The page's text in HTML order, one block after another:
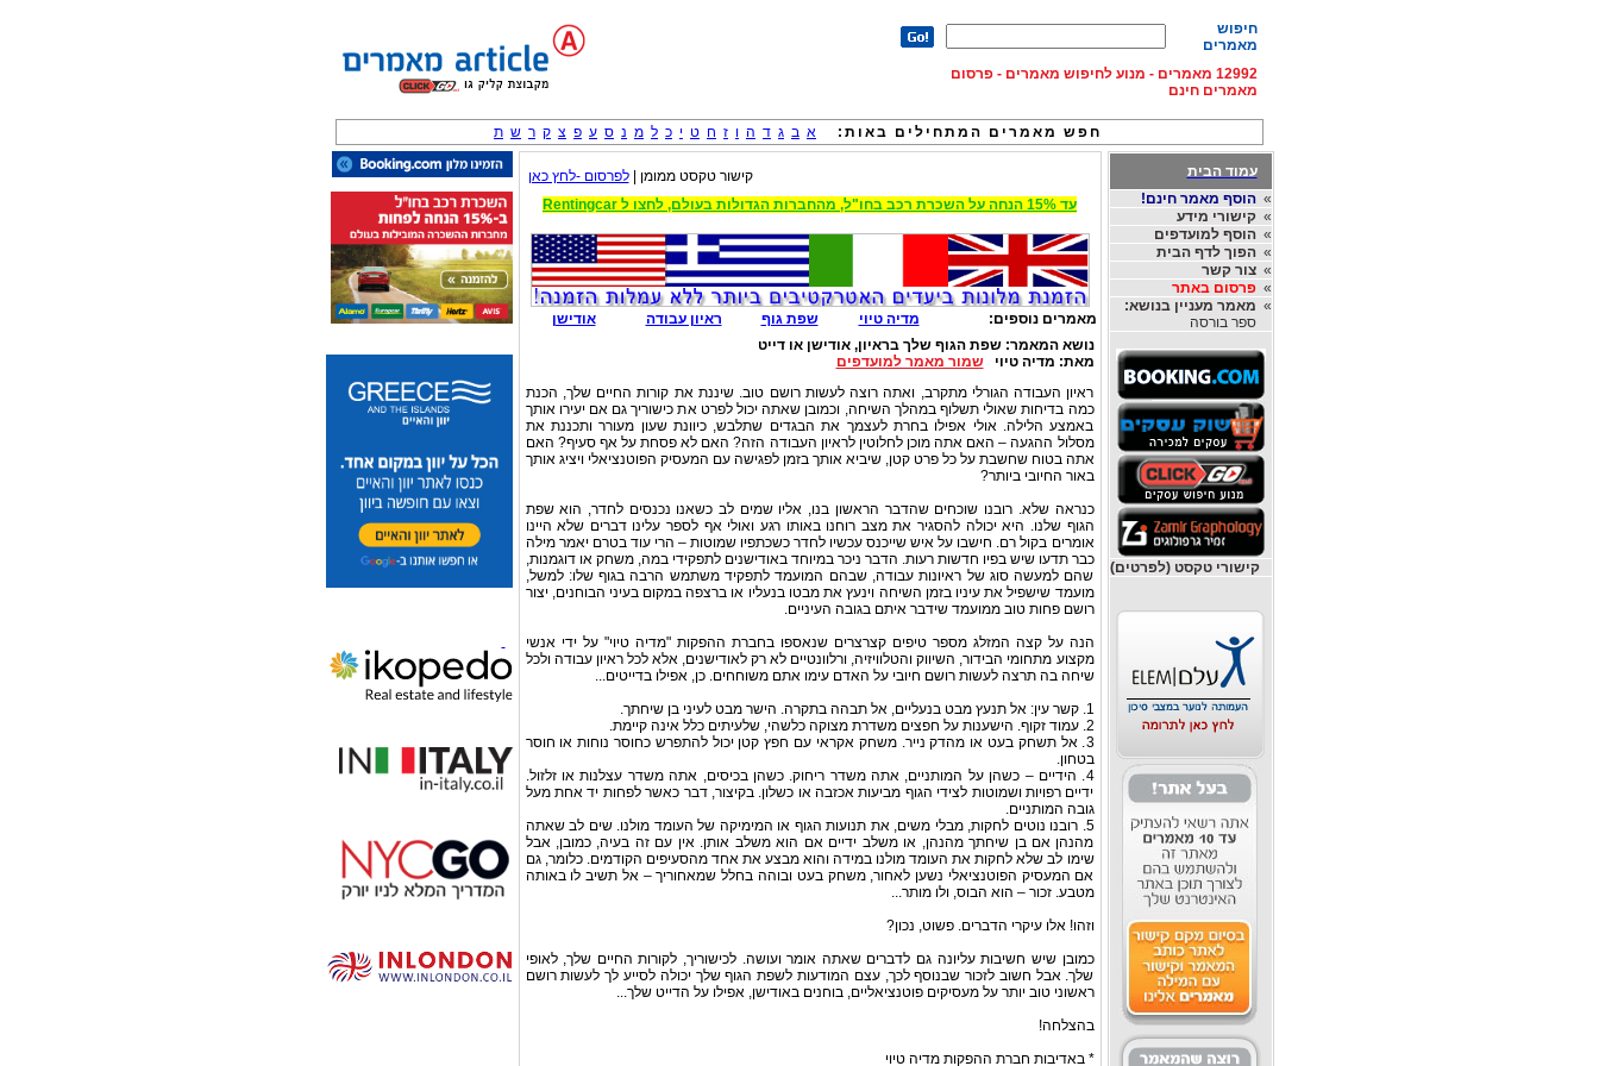
חיפוש
מאמרים
12992 מאמרים - מנוע לחיפוש מאמרים - פרסום
מאמרים חינם
חפש מאמרים המתחילים באות: א ב ג ד ה ו ז ח ט י כ ל מ נ ס ע פ צ ק ר ש ת
עמוד הבית
»הוסף מאמר חינם!
»קישורי מידע
»הוסף למועדפים
»הפוך לדף הבית
»צור קשר
»פרסום באתר
» מאמר מעניין בנושא:
ספר בורסה
קישורי טקסט (לפרטים)
קישור טקסט ממומן |לפרסום -לחץ כאן
עד 15% הנחה על השכרת רכב בחו"ל, מהחברות הגדולות בעולם, לחצו ל Rentingcar
מאמרים נוספים: מדיה טיוי שפת גוף ראיון עבודה
אודישן
נושא המאמר:שפת הגוף שלך בראיון, אודישן או דייט
מאת: מדיה טיוישמור מאמר למועדפים
ראיון העבודה הגורלי מתקרב, ואתה רוצה לעשות רושם טוב. שיננת את קורות החיים שלך, הכנת
כמה בדיחות שאולי תשלוף במהלך השיחה, וכמובן שאתה יכול לפרט את כישוריך גם אם יעירו אותך
באמצע הלילה. אולי אפילו בחרת לעצמך את הבגדים שתלבש, כיוונת שעון מעורר ותכננת את
מסלול ההגעה – האם אתה מוכן לחלוטין לראיון העבודה הזה? האם לא פסחת על אף סעיף? האם
אתה בטוח שחשבת על כל פרט קטן, שיביא אותך בזמן לפגישה עם המעסיק הפוטנציאלי ויציג אותך
באור החיובי ביותר?
כנראה שלא. רובנו שוכחים שהדבר הראשון בנו, אליו שמים לב כשאנו נכנסים לחדר, הוא שפת
הגוף שלנו. היא יכולה להסגיר את מצב רוחנו באותו רגע ואולי אף לספר עלינו דברים שלא היינו
אומרים בקול רם. חישבו על איש שייכנס עכשיו לחדר כשכתפיו שמוטות – הרי עוד בטרם יאמר מילה
כבר תדעו שיש בפיו חדשות רעות. הדבר ניכר במיוחד באודישנים לתפקידי במה, משחק או דוגמנות,
שהם למעשה סוג של ראיונות עבודה, שבהם המועמד לתפקיד משתמש הרבה בגוף שלו: למשל,
מועמד שישפיל את עיניו בזמן השיחה וינעץ את מבטו בנעליו או ברצפה במקום בעיני הבוחנים, יצור
רושם פחות טוב ממועמד שידבר איתם בגובה העיניים.
הנה על קצה המזלג מספר טיפים קצרצרים שנאספו בחברת ההפקות "מדיה טיוי" על ידי אנשי
מקצוע מתחומי הבידור, השיווק והטלוויזיה, ורלוונטיים לא רק לאודישנים, אלא לכל ראיון עבודה ולכל
שיחה בה תרצה לעשות רושם חיובי על האדם עימו אתם משוחחים. כן, אפילו בדייטים...
1. קשר עין: אל תנעץ מבט בנעליים, אל תבהה בתקרה. הישר מבט לעיני בן שיחתך.
2. עמוד זקוף. הישענות על חפצים משדרת מצוקה כלשהי, שלעיתים כלל אינה קיימת.
3. אל תשחק בעט או מהדק נייר. משחק אקראי עם חפץ קטן יכול להתפרש כחוסר נוחות או חוסר
בטחון.
4. הידיים – כשהן על המותניים, אתה משדר ריחוק. כשהן בכיסים, אתה משדר עצלנות או זלזול.
ידיים רפויות ושמוטות לצידי הגוף מביעות אכזבה או כשלון. בקיצור, דבר כאשר לפחות יד אחת מעל
גובה המותניים.
5. רובנו נוטים לחקות, מבלי משים, את תנועות הגוף או המימיקה של העומד מולנו. שים לב שאתה
מהנהן אם בן שיחתך מהנהן, או משלב ידיים אם הוא משלב אותן. אין עם זה בעיה, כמובן, אבל
שימו לב שלא לחקות את העומד מולנו במידה והוא מבצע את אחד מהסעיפים הקודמים. כלומר, גם
אם המעסיק הפוטנציאלי נשען לאחור, משחק בעט ובוהה בחלל שמאחוריך – אל תשיב לו באותה
מטבע. זכור – הוא הבוס, ולו מותר...
וזהו! אלו עיקרי הדברים. פשוט, נכון?
כמובן שיש חשיבות עליונה גם לדברים שאתה אומר ועושה. לכישוריך, לקורות החיים שלך, לאופי
שלך. אבל חשוב לזכור שבנוסף לכך, עצם המודעות לשפת הגוף שלך יכולה לסייע לך לעשות רושם
ראשוני טוב יותר על מעסיקים פוטנציאליים, בוחנים באודישן, אפילו על הדייט שלך...
בהצלחה!
* באדיבות חברת ההפקות מדיה טיוי